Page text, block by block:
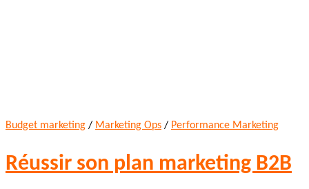
Budget marketing / Marketing Ops / Performance Marketing
Réussir son plan marketing B2B